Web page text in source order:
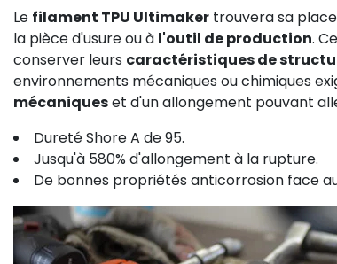
Le filament TPU Ultimaker trouvera sa
la pièce d'usure ou à l'outil de production.
conserver leurs caractéristiques de
environnements mécaniques ou chimiques
mécaniqueset d'un allongement pouvant
Dureté Shore A de 95.
Jusqu'à 580% d'allongement à la rupture.
De bonnes propriétés anticorrosion face